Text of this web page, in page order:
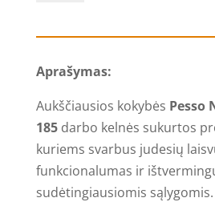
kelnės
Nexus
Flexpro185,
Olive
Green
Aprašymas:
Aukščiausios kokybės Pesso
185darbo kelnės sukurtos
kuriems svarbus judesių
funkcionalumas ir
sudėtingiausiomis sąlygomis.